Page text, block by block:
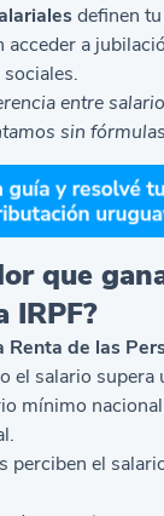
definen
acceder a
entre
sin
que
IRPF?
Renta de las
el salario supera
mínimo
perciben el